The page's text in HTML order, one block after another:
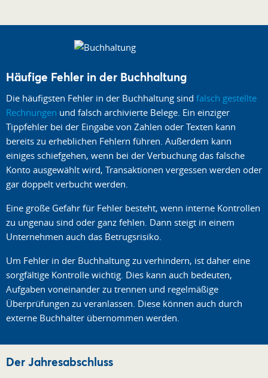
Häufige Fehler in der Buchhaltung
Die häufigsten Fehler in der Buchhaltung sind falsch gestellte
Rechnungen und falsch archivierte Belege. Ein einziger
Tippfehler bei der Eingabe von Zahlen oder Texten kann
bereits zu erheblichen Fehlern führen. Außerdem kann
einiges schiefgehen, wenn bei der Verbuchung das falsche
Konto ausgewählt wird, Transaktionen vergessen werden oder
gar doppelt verbucht werden.
Eine große Gefahr für Fehler besteht, wenn interne Kontrollen
zu ungenau sind oder ganz fehlen. Dann steigt in einem
Unternehmen auch das Betrugsrisiko.
Um Fehler in der Buchhaltung zu verhindern, ist daher eine
sorgfältige Kontrolle wichtig. Dies kann auch bedeuten,
Aufgaben voneinander zu trennen und regelmäßige
Überprüfungen zu veranlassen. Diese können auch durch
externe Buchhalter übernommen werden.
Der Jahresabschluss